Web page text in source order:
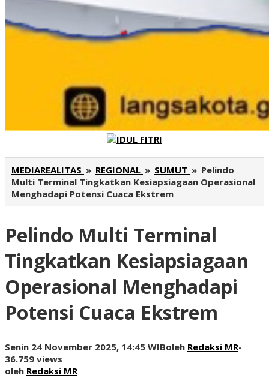
MEDIAREALITAS » REGIONAL » SUMUT » Pelindo
Multi Terminal Tingkatkan Kesiapsiagaan Operasional
Menghadapi Potensi Cuaca Ekstrem
Pelindo Multi Terminal
Tingkatkan Kesiapsiagaan
Operasional Menghadapi
Potensi Cuaca Ekstrem
Senin 24 November 2025, 14:45 WIBoleh Redaksi MR-
36.759 views
oleh Redaksi MR